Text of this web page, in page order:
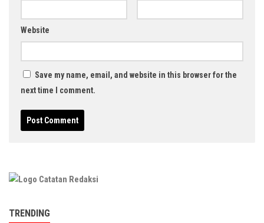
Website
Save my name, email, and website in this browser for the
next time I comment.
TRENDING